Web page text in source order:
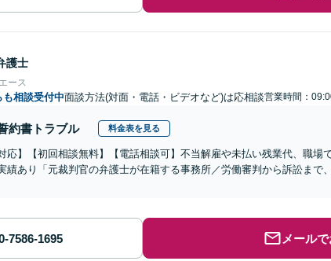
護士
ース
も相談受付中面談方法(対面・電話・ビデオなど)は応相談営業時間：
約書トラブル 料金表を見る
応】【初回相談無料】【電話相談可】不当解雇や未払い残業代、職場
績あり「元裁判官の弁護士が在籍する事務所／労働審判から訴訟まで
メール